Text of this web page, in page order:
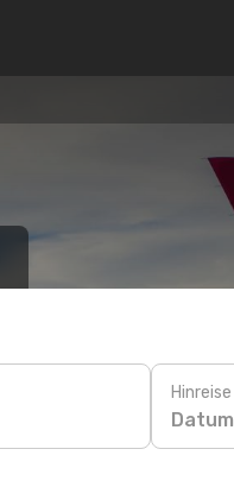
Hinreise
Datum